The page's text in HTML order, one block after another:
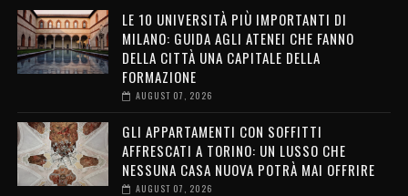
LE 10 UNIVERSITÀ PIÙ IMPORTANTI DI
MILANO: GUIDA AGLI ATENEI CHE FANNO
DELLA CITTÀ UNA CAPITALE DELLA
FORMAZIONE
AUGUST 07, 2026
GLI APPARTAMENTI CON SOFFITTI
AFFRESCATI A TORINO: UN LUSSO CHE
NESSUNA CASA NUOVA POTRÀ MAI OFFRIRE
AUGUST 07, 2026